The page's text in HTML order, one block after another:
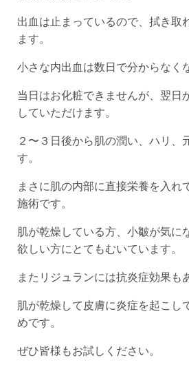
出血は止まっているので、拭き取
ます。
小さな内出血は数日で分からなく
当日はお化粧できませんが、翌日
していただけます。
２〜３日後から肌の潤い、ハリ、
す。
まさに肌の内部に直接栄養を入れ
施術です。
肌が乾燥している方、小皺が気に
欲しい方にとてもむいています。
またリジュランには抗炎症効果も
肌が乾燥して皮膚に炎症を起こし
めです。
ぜひ皆様もお試しください。